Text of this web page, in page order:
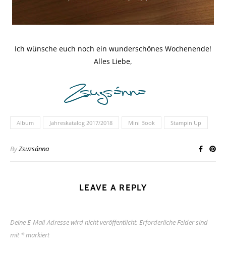
Ich wünsche euch noch ein wunderschönes Wochenende!
Alles Liebe,
Album Jahreskatalog 2017/2018 Mini Book Stampin Up
ByZsuzsánna
LEAVE A REPLY
Deine E-Mail-Adresse wird nicht veröffentlicht. Erforderliche Felder sind
mit *markiert